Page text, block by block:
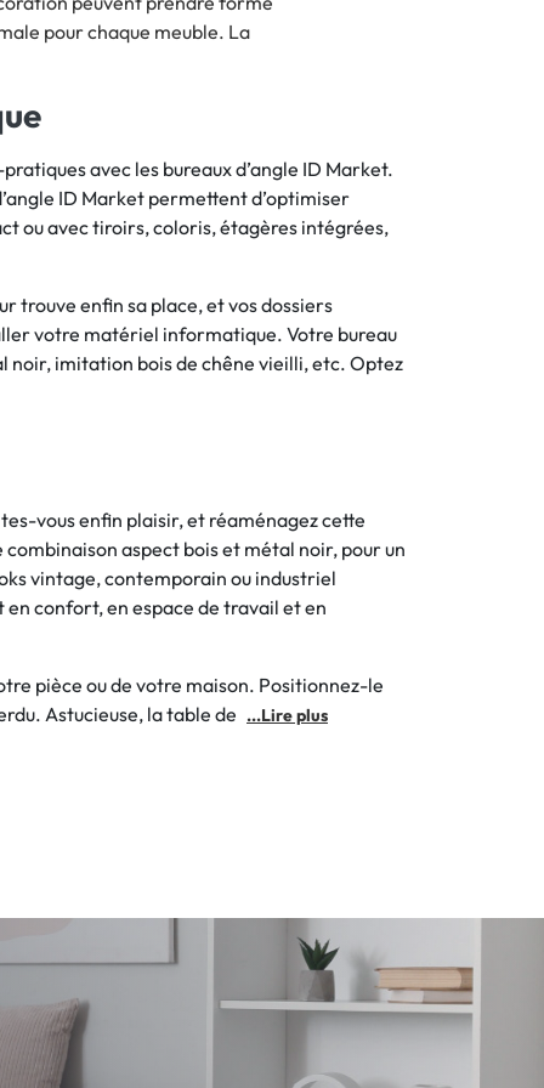
pour chaque meuble. La
avec les bureaux d’angle ID Market.
ID Market permettent d’optimiser
ou avec tiroirs, coloris, étagères intégrées,
trouve enfin sa place, et vos dossiers
votre matériel informatique. Votre bureau
noir, imitation bois de chêne vieilli, etc. Optez
vous enfin plaisir, et réaménagez cette
aspect bois et métal noir, pour un
vintage, contemporain ou industriel
confort, en espace de travail et en
pièce ou de votre maison. Positionnez-le
Astucieuse, la table de ...Lire plus